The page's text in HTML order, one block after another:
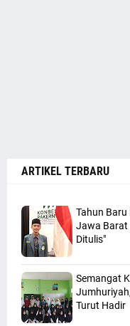
ARTIKEL TERBARU
Tahun Baru
Jawa Barat
Ditulis"
Semangat
Turut Hadir